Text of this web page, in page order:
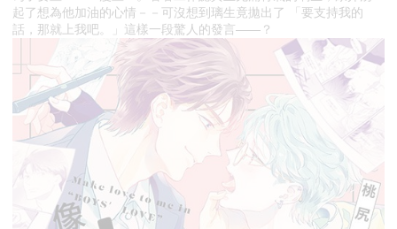
起了想為他加油的心情－－可沒想到璃生竟拋出了 「要支持我的
話，那就上我吧。」這樣一段驚人的發言——？